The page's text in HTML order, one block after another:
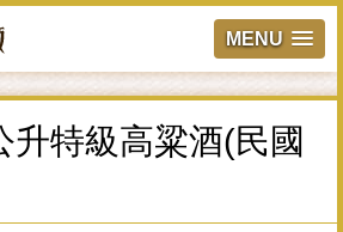
MENU
升特級高粱酒(民國